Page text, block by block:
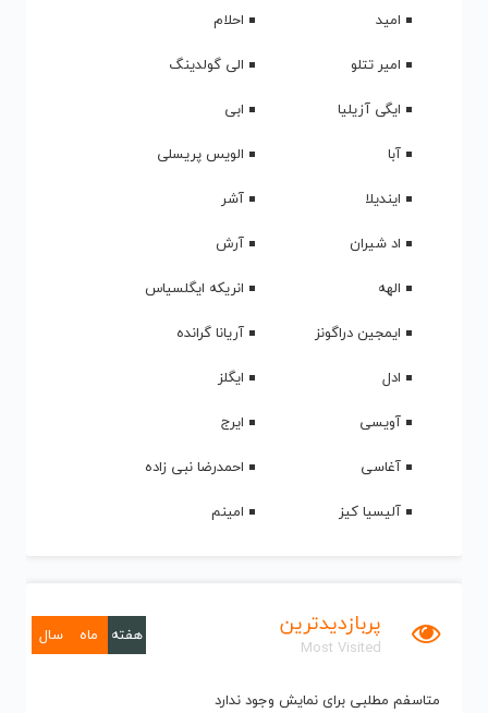
امید
احلام
امیر تتلو
الی گولدینگ
ایگی آزیلیا
ابی
آبا
الویس پریسلی
ایندیلا
آشر
اد شیران
آرش
الهه
انریکه ایگلسیاس
ایمجین دراگونز
آریانا گرانده
ادل
ایگلز
آویسی
ایرج
آغاسی
احمدرضا نبی زاده
آلیسیا کیز
امینم
پربازدیدترین
Most Visited
هفته ماه سال
متاسفم مطلبی برای نمایش وجود ندارد